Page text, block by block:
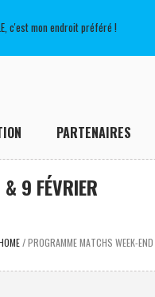
c'est mon endroit préféré !
PARTENAIRES
9 FÉVRIER
/PROGRAMME MATCHS WEEK-END